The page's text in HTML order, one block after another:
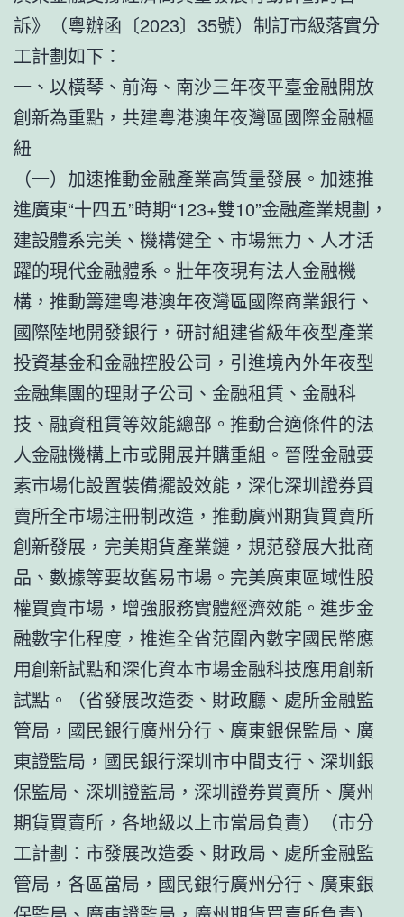
訴》（粵辦函〔2023〕35號）制訂市級落實分
工計劃如下：
一、以橫琴、前海、南沙三年夜平臺金融開放
創新為重點，共建粵港澳年夜灣區國際金融樞
紐
（一）加速推動金融產業高質量發展。加速推
進廣東“十四五”時期“123+雙10”金融產業規劃，
建設體系完美、機構健全、市場無力、人才活
躍的現代金融體系。壯年夜現有法人金融機
構，推動籌建粵港澳年夜灣區國際商業銀行、
國際陸地開發銀行，研討組建省級年夜型產業
投資基金和金融控股公司，引進境內外年夜型
金融集團的理財子公司、金融租賃、金融科
技、融資租賃等效能總部。推動合適條件的法
人金融機構上市或開展并購重組。晉陞金融要
素市場化設置裝備擺設效能，深化深圳證券買
賣所全市場注冊制改造，推動廣州期貨買賣所
創新發展，完美期貨產業鏈，規范發展大批商
品、數據等要故舊易市場。完美廣東區域性股
權買賣市場，增強服務實體經濟效能。進步金
融數字化程度，推進全省范圍內數字國民幣應
用創新試點和深化資本市場金融科技應用創新
試點。（省發展改造委、財政廳、處所金融監
管局，國民銀行廣州分行、廣東銀保監局、廣
東證監局，國民銀行深圳市中間支行、深圳銀
保監局、深圳證監局，深圳證券買賣所、廣州
期貨買賣所，各地級以上市當局負責）（市分
工計劃：市發展改造委、財政局、處所金融監
管局，各區當局，國民銀行廣州分行、廣東銀